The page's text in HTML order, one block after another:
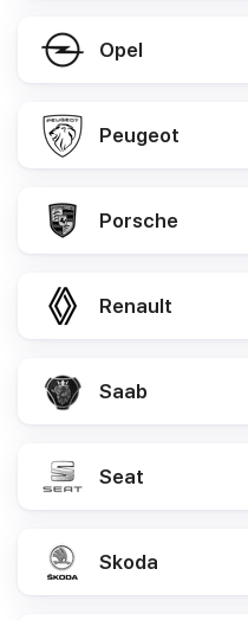
Opel
Peugeot
Porsche
Renault
Saab
Seat
Skoda